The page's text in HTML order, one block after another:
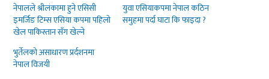
नेपालले श्रीलंकामा हुने एसिसी
इमर्जिङ टिम्स एसिया कपमा पहिलो
खेल पाकिस्तान सँग खेल्ने
युवा एसियाकपमा नेपाल कठिन
समुहमा पर्दा घाटा कि फाइदा ?
भुर्तेलको असाधारण प्रर्दशनमा
नेपाल विजयी